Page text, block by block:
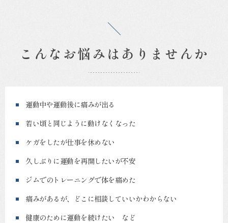
こんなお悩みはありませんか
運動中や運動後に痛みが出る
若い頃と同じように動けなくなった
ケガをしたが仕事を休めない
久しぶりに運動を再開したいが不安
ジムでのトレーニングで体を痛めた
痛みがあるが、どこに相談していいかわからない
健康のために運動を続けたい など